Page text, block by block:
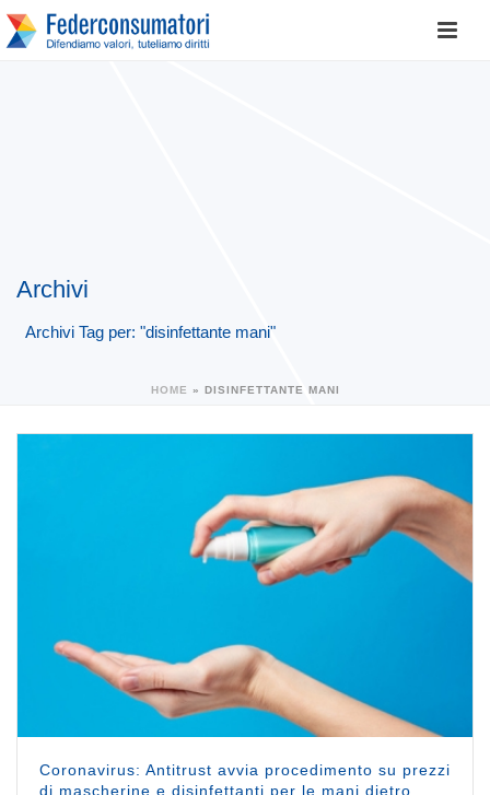
Archivi
Archivi Tag per: "disinfettante mani"
HOME » DISINFETTANTE MANI
Coronavirus: Antitrust avvia procedimento su prezzi
di mascherine e disinfettanti per le mani dietro